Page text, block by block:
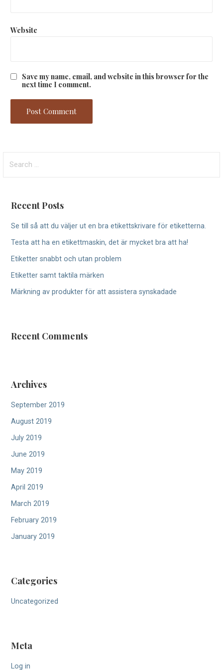
Website
Save my name, email, and website in this browser for the
next time I comment.
Recent Posts
Se till så att du väljer ut en bra etikettskrivare för etiketterna.
Testa att ha en etikettmaskin, det är mycket bra att ha!
Etiketter snabbt och utan problem
Etiketter samt taktila märken
Märkning av produkter för att assistera synskadade
Recent Comments
Archives
September 2019
August 2019
July 2019
June 2019
May 2019
April 2019
March 2019
February 2019
January 2019
Categories
Uncategorized
Meta
Log in